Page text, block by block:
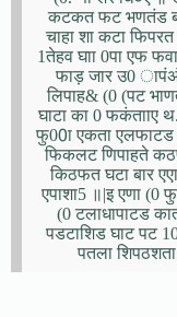
कटकत फट भणतंड
चाहा शा कटा
1तेहव घाा 0पा एफ
फाड़ जार उ0 ापंअंड
लिपाह& (0 (पट
घाटा का 0 फकंतााए
फु00ा एकता एलफाटड
फिकलट णिपाहते
किठफत घटा बार
एपाशा5 ॥|इ एणा (0
(0 टलाधापाटड
पडटाशिड घाट पट
पतला शिपठशता